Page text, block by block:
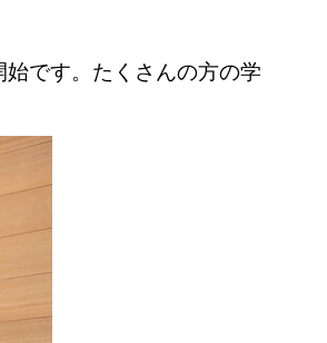
です。たくさんの方の学